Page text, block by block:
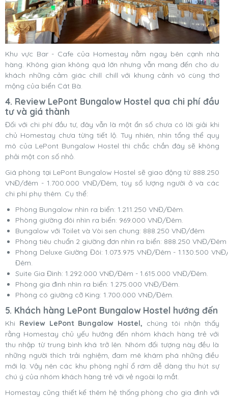
Khu vực Bar - Cafe của Homestay nằm ngay bên cạnh nhà
hàng. Không gian không quá lớn nhưng vẫn mang đến cho du
khách những cảm giác chill chill với khung cảnh vô cùng thơ
mộng của biển Cát Bà.
4. Review LePont Bungalow Hostel qua chi phí đầu
tư và giá thành
Đối với chi phí đầu tư, đây vẫn là một ẩn số chưa có lời giải khi
chủ Homestay chưa từng tiết lộ. Tuy nhiên, nhìn tổng thể quy
mô của LePont Bungalow Hostel thì chắc chắn đây sẽ không
phải một con số nhỏ.
Giá phòng tại LePont Bungalow Hostel sẽ giao động từ 888.250
VNĐ/đêm - 1.700.000 VNĐ/Đêm, tùy số lượng người ở và các
chi phí phụ thêm. Cụ thể:
Phòng Bungalow nhìn ra biển: 1.211.250 VNĐ/Đêm.
Phòng giường đôi nhìn ra biển: 969.000 VNĐ/Đêm.
Bungalow với Toilet và Vòi sen chung: 888.250 VNĐ/đêm
Phòng tiêu chuẩn 2 giường đơn nhìn ra biển: 888.250 VNĐ/Đêm
Phòng Deluxe Giường Đôi: 1.073.975 VNĐ/Đêm - 1.130.500
Đêm.
Suite Gia Đình: 1.292.000 VNĐ/Đêm - 1.615.000 VNĐ/Đêm.
Phòng gia đình nhìn ra biển: 1.275.000 VNĐ/Đêm.
Phòng có giường cỡ King: 1.700.000 VNĐ/Đêm.
5. Khách hàng LePont Bungalow Hostel hướng đến
Khi Review LePont Bungalow Hostel, chúng tôi nhận thấy
rằng Homestay chủ yếu hướng đến nhóm khách hàng trẻ với
thu nhập từ trung bình khá trở lên. Nhóm đối tượng này đều là
những người thích trải nghiệm, đam mê khám phá những điều
mới lạ. Vậy nên các khu phòng nghỉ ổ rơm dễ dàng thu hút sự
chú ý của nhóm khách hàng trẻ với vẻ ngoài lạ mắt.
Homestay cũng thiết kế thêm hệ thống phòng cho gia đình với